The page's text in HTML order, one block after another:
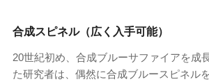
合成スピネル（広く入手可能）
20世紀初め、合成ブルーサファイアを成
た研究者は、偶然に合成ブルースピネル